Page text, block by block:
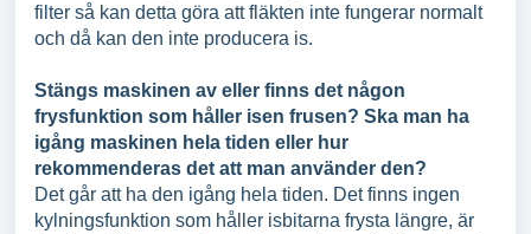
filter så kan detta göra att fläkten inte fungerar normalt
och då kan den inte producera is.
Stängs maskinen av eller finns det någon
frysfunktion som håller isen frusen? Ska man ha
igång maskinen hela tiden eller hur
rekommenderas det att man använder den?
Det går att ha den igång hela tiden. Det finns ingen
kylningsfunktion som håller isbitarna frysta längre, är